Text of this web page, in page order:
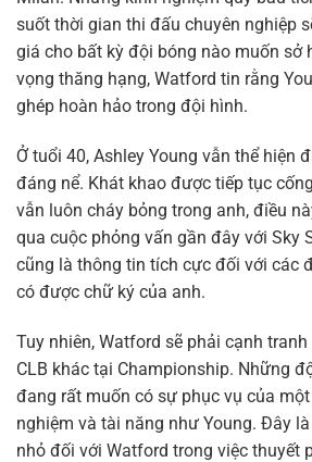
suốt thời gian thi đấu chuyên nghiệp
giá cho bất kỳ đội bóng nào muốn sở
vọng thăng hạng, Watford tin rằng
ghép hoàn hảo trong đội hình.
Ở tuổi 40, Ashley Young vẫn thể hiện
đáng nể. Khát khao được tiếp tục
vẫn luôn cháy bỏng trong anh, điều
qua cuộc phỏng vấn gần đây với Sky
cũng là thông tin tích cực đối với các
có được chữ ký của anh.
Tuy nhiên, Watford sẽ phải cạnh
CLB khác tại Championship. Những
đang rất muốn có sự phục vụ của
nghiệm và tài năng như Young. Đây
nhỏ đối với Watford trong việc thuyết